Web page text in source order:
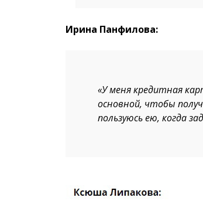
Ирина Панфилова:
«У меня кредитная
основной, чтобы
пользуюсь ею, когда